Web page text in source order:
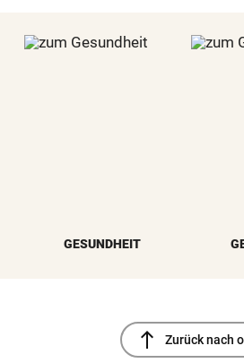
GESUNDHEIT
north Zurück nach